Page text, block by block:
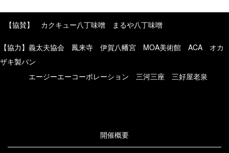
【協賛】 カクキュー八丁味噌 まるや八丁味噌
【協力】義太夫協会 鳳来寺 伊賀八幡宮 MOA美術館 ACA オカ
ザキ製パン
エージーエーコーポレーション 三河三座 三好屋老泉
開催概要